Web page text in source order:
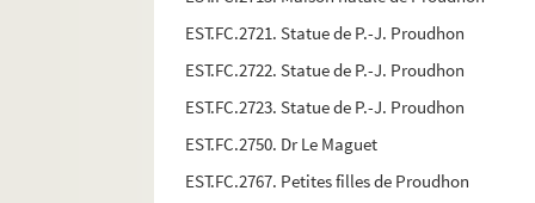
EST.FC.2721. Statue de P.-J. Proudhon
EST.FC.2722. Statue de P.-J. Proudhon
EST.FC.2723. Statue de P.-J. Proudhon
EST.FC.2750. Dr Le Maguet
EST.FC.2767. Petites filles de Proudhon